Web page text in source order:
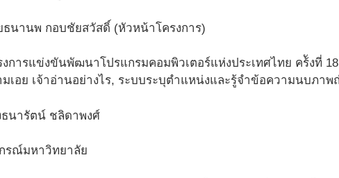
นานพ กอบชัยสวัสดิ์ (หัวหน้าโครงการ)
การแข่งขันพัฒนาโปรแกรมคอมพิวเตอร์แห่งประเทศไทย คร้ังที่ 18
เอย เจ้าอ่านอย่างไร, ระบบระบุตำแหน่งและรู้จำข้อความนบภาพ
นารัตน์ ชลิดาพงศ์
รณ์มหาวิทยาลัย